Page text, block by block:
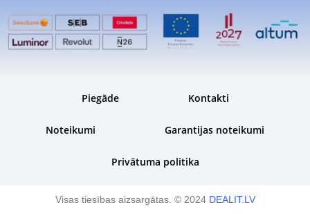
Piegāde Kontakti
Noteikumi Garantijas noteikumi
Privātuma politika
Visas tiesības aizsargātas. © 2024 DEALIT.LV